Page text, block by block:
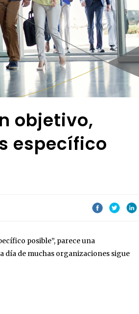
objetivo,
específico
posible”, parece una
día de muchas organizaciones sigue